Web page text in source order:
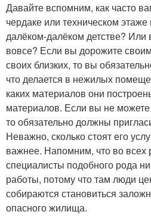
Давайте вспомним, как часто
чердаке или техническом
далёком-далёком детстве?
вовсе? Если вы дорожите
своих близких, то вы
что делается в нежилых
каких материалов они
материалов. Если вы не можете
то обязательно должны
Неважно, сколько стоят его
важнее. Напомним, что во всех
специалисты подобного рода
работы, потому что там люди
собираются становиться
опасного жилища.